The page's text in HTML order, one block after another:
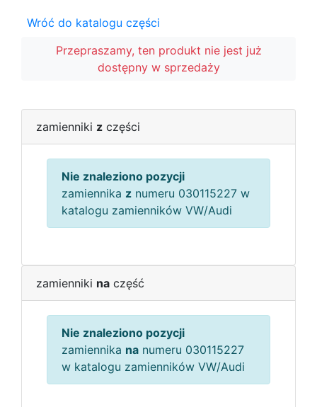
Wróć do katalogu części
Przepraszamy, ten produkt nie jest już
dostępny w sprzedaży
zamienniki z części
Nie znaleziono pozycji
zamiennika z numeru 030115227 w
katalogu zamienników VW/Audi
zamienniki na część
Nie znaleziono pozycji
zamiennika na numeru 030115227
w katalogu zamienników VW/Audi